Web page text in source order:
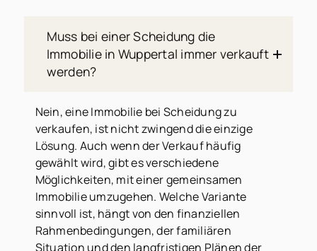
Muss bei einer Scheidung die
Immobilie in Wuppertal immer verkauft
werden?
Nein, eine Immobilie bei Scheidung zu
verkaufen, ist nicht zwingend die einzige
Lösung. Auch wenn der Verkauf häufig
gewählt wird, gibt es verschiedene
Möglichkeiten, mit einer gemeinsamen
Immobilie umzugehen. Welche Variante
sinnvoll ist, hängt von den finanziellen
Rahmenbedingungen, der familiären
Situation und den langfristigen Plänen der